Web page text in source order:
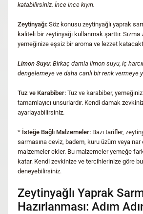
katabilirsiniz. İnce ince kıyın.
Zeytinyağı: Söz konusu zeytinyağlı yaprak
kaliteli bir zeytinyağı kullanmak şarttır. Sızma
yemeğinize eşsiz bir aroma ve lezzet
Limon Suyu: Birkaç damla limon suyu, iç
dengelemeye ve daha canlı bir renk vermeye
Tuz ve Karabiber: Tuz ve karabiber,
tamamlayıcı unsurlardır. Kendi damak
ayarlayabilirsiniz.
* İsteğe Bağlı Malzemeler: Bazı tarifler,
sarmasına ceviz, badem, kuru üzüm veya
malzemeler ekler. Bu malzemeler yemeğe
katar. Kendi zevkinize ve tercihlerinize göre
deneyebilirsiniz.
Zeytinyağlı Yaprak
Hazırlanması: Adım